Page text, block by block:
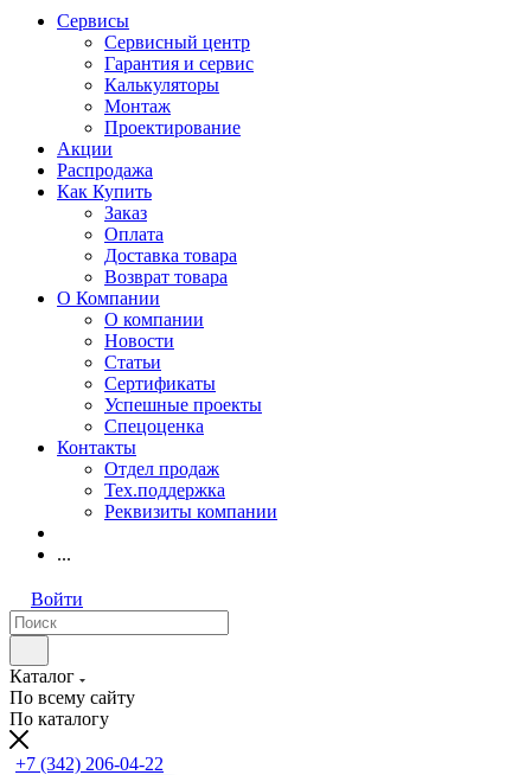
Сервисы
Сервисный центр
Гарантия и сервис
Калькуляторы
Монтаж
Проектирование
Акции
Распродажа
Как Купить
Заказ
Оплата
Доставка товара
Возврат товара
О Компании
О компании
Новости
Статьи
Сертификаты
Успешные проекты
Спецоценка
Контакты
Отдел продаж
Тех.поддержка
Реквизиты компании
...
Войти
Каталог
По всему сайту
По каталогу
+7 (342) 206-04-22